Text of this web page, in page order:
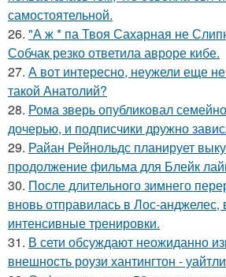
самостоятельной.
26. "А ж * па Твоя Сахарная не
Собчак резко ответила авроре кибе.
27. А вот интересно, неужели еще
такой Анатолий?
28. Рома зверь опубликовал
дочерью, и подписчики дружно
29. Райан Рейнольдс планирует
продолжение фильма для Блейк
30. После длительного зимнего
вновь отправилась в Лос-анджелес,
интенсивные тренировки.
31. В сети обсуждают неожиданно
внешность роузи хантингтон -